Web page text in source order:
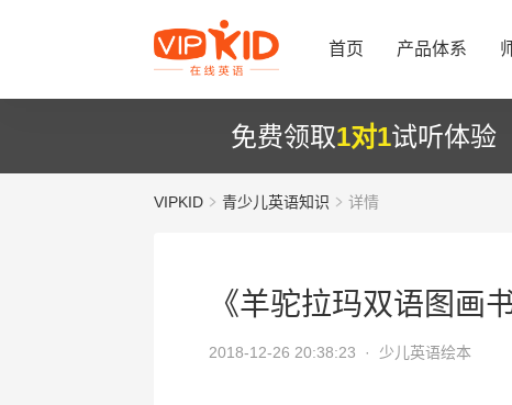
首页 产品体系
免费领取1对1试听体验
VIPKID 青少儿英语知识 详情
《羊驼拉玛双语图画
2018-12-26 20:38:23 · 少儿英语绘本